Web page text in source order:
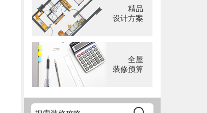
精品
设计方案
全屋
装修预算